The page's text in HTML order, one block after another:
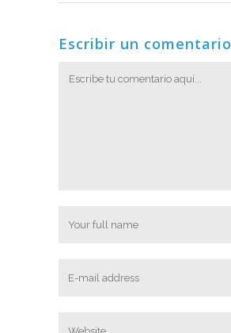
Escribir un comentario